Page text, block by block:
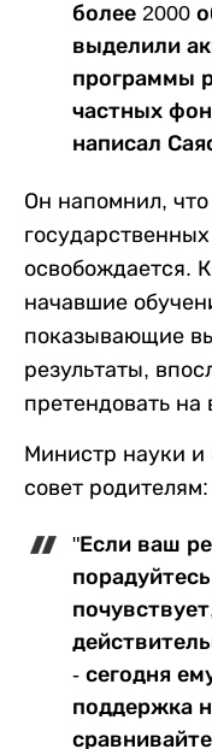
более 2000
выделили
программы
частных
написал
Он напомнил, что
освобождается.
начавшие
показывающие
результаты,
претендовать на
Министр науки и
совет родителям:
"Если ваш
- сегодня
поддержка